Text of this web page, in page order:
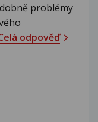
problémy
odpověď